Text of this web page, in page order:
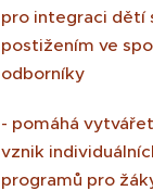
pro integraci dětí
postižením ve
odborníky
- pomáhá
vznik
programů pro